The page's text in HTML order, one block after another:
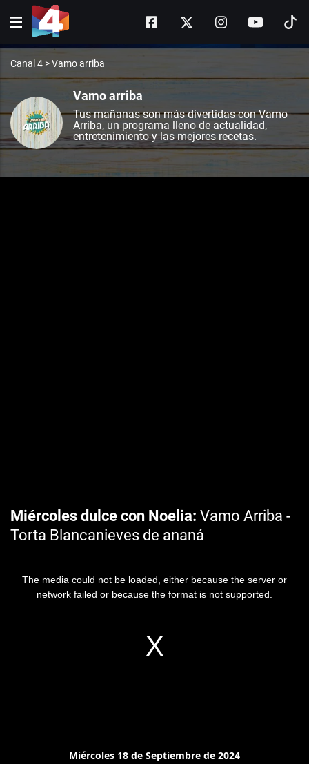
Canal 4 >Vamo arriba
Vamo arriba
Tus mañanas son más divertidas con Vamo
Arriba, un programa lleno de actualidad,
entretenimiento y las mejores recetas.
Miércoles dulce con Noelia Vamo Arriba -
Torta Blancanieves de ananá
The media could not be loaded, either because the server or
network failed or because the format is not supported.
Miércoles 18 de Septiembre de 2024